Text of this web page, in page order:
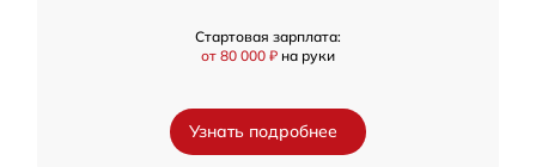
Стартовая зарплата:
от 80 000 ₽ на руки
Узнать подробнее